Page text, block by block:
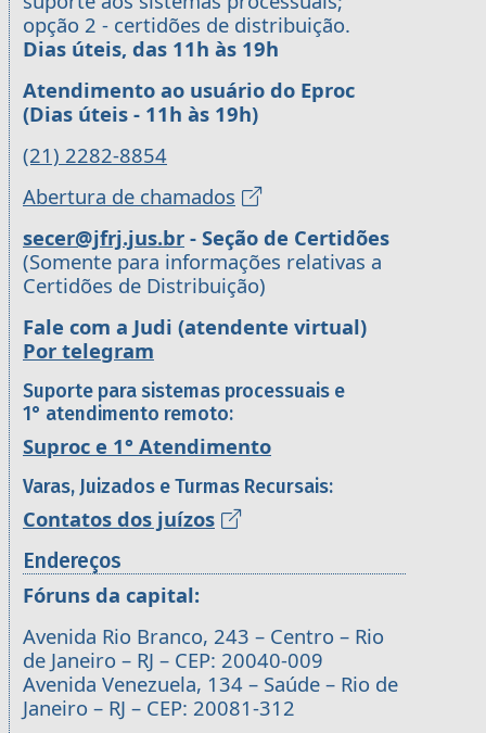
opção 2 - certidões de distribuição.
Dias úteis, das 11h às 19h
Atendimento ao usuário do Eproc
(Dias úteis - 11h às 19h)
(21) 2282-8854
Abertura de chamados
secer@jfrj.jus.br - Seção de Certidões
(Somente para informações relativas a
Certidões de Distribuição)
Fale com a Judi (atendente virtual)
Por telegram
Suporte para sistemas processuais e
1° atendimento remoto:
Suproc e 1° Atendimento
Varas, Juizados e Turmas Recursais:
Contatos dos juízos
Endereços
Fóruns da capital:
Avenida Rio Branco, 243 – Centro – Rio
de Janeiro – RJ – CEP: 20040-009
Avenida Venezuela, 134 – Saúde – Rio de
Janeiro – RJ – CEP: 20081-312